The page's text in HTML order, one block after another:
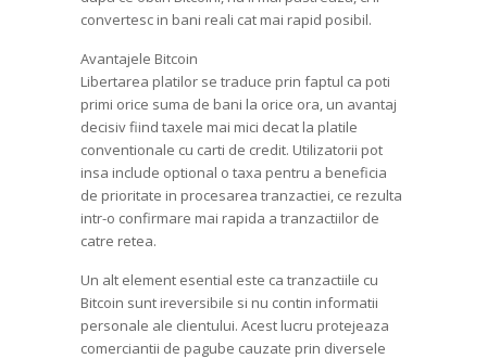
convertesc in bani reali cat mai rapid posibil.
Avantajele Bitcoin
Libertarea platilor se traduce prin faptul ca poti
primi orice suma de bani la orice ora, un avantaj
decisiv fiind taxele mai mici decat la platile
conventionale cu carti de credit. Utilizatorii pot
insa include optional o taxa pentru a beneficia
de prioritate in procesarea tranzactiei, ce rezulta
intr-o confirmare mai rapida a tranzactiilor de
catre retea.
Un alt element esential este ca tranzactiile cu
Bitcoin sunt ireversibile si nu contin informatii
personale ale clientului. Acest lucru protejeaza
comerciantii de pagube cauzate prin diversele